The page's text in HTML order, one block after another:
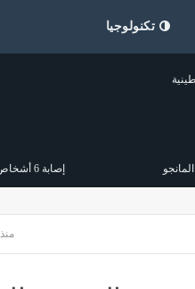
تكنولوجيا
إصابة 6 أشخاص في حادثين متفرقين علي الطريق الغربي بالفيوم
الارتقاء بمستوى الخدمات الطبية
منذ 4 اسابيع — الأربعاء — 8 /